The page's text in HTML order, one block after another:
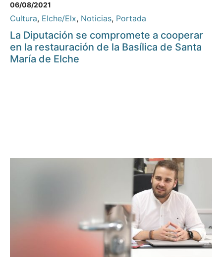
06/08/2021
Cultura, Elche/Elx, Noticias, Portada
La Diputación se compromete a cooperar
en la restauración de la Basílica de Santa
María de Elche